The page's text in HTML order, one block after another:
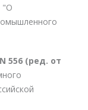
"О
556 (ред. от